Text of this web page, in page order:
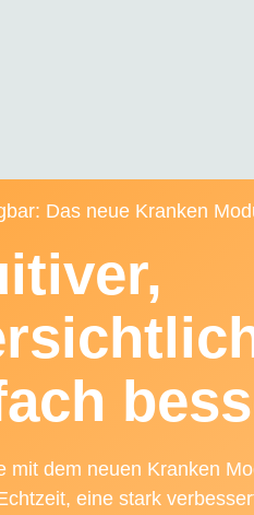
Das neue Kranken
mit dem neuen Kranken
eine stark